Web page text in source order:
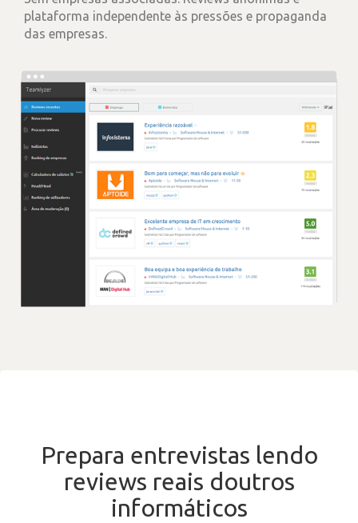
plataforma independente às pressões e propaganda
das empresas.
Prepara entrevistas lendo
reviews reais doutros
informáticos